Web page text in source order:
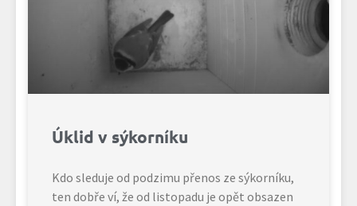
Úklid v sýkorníku
Kdo sleduje od podzimu přenos ze sýkorníku,
ten dobře ví, že od listopadu je opět obsazen